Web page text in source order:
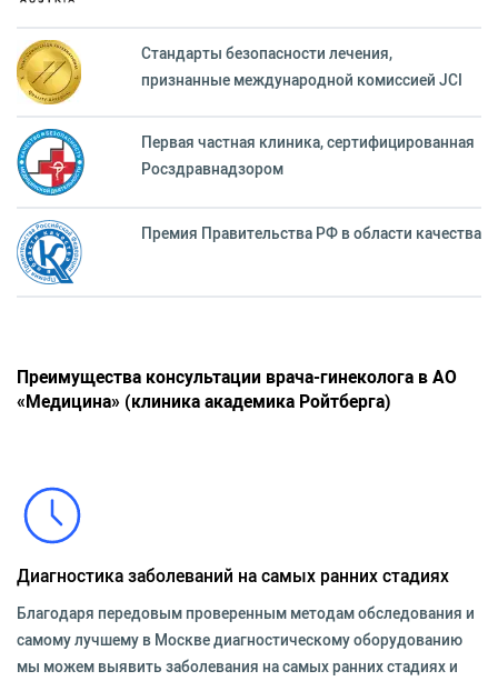
Стандарты безопасности лечения,
признанные международной комиссией JCI
Первая частная клиника, сертифицированная
Росздравнадзором
Премия Правительства РФ в области качества
Преимущества консультации врача-гинеколога в АО
«Медицина» (клиника академика Ройтберга)
Диагностика заболеваний на самых ранних стадиях
Благодаря передовым проверенным методам обследования и
самому лучшему в Москве диагностическому оборудованию
мы можем выявить заболевания на самых ранних стадиях и